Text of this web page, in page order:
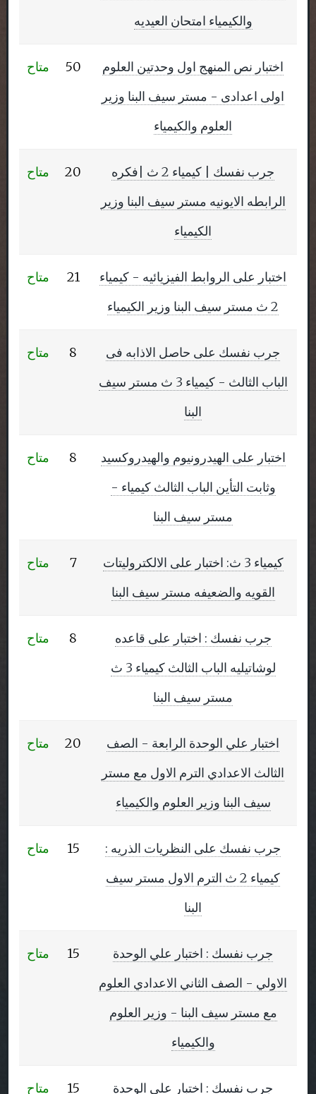
والكيمياء امتحان العيديه
اختبار نص المنهج اول وحدتين العلوم
اولى اعدادى - مستر سيف البنا وزير
العلوم والكيمياء
50 متاح
جرب نفسك | كيمياء 2 ث |فكره
الرابطه الايونيه مستر سيف البنا وزير
الكيمياء
20 متاح
اختبار على الروابط الفيزيائيه - كيمياء
2 ث مستر سيف البنا وزير الكيمياء
21 متاح
جرب نفسك على حاصل الاذابه فى
الباب الثالث - كيمياء 3 ث مستر سيف
البنا
8 متاح
اختبار على الهيدرونيوم والهيدروكسيد
وثابت التأين الباب الثالث كيمياء -
مستر سيف البنا
8 متاح
كيمياء 3 ث: اختبار على الالكتروليتات
القويه والضعيفه مستر سيف البنا
7 متاح
جرب نفسك : اختبار على قاعده
لوشاتيليه الباب الثالث كيمياء 3 ث
مستر سيف البنا
8 متاح
اختبار علي الوحدة الرابعة - الصف
الثالث الاعدادي الترم الاول مع مستر
سيف البنا وزير العلوم والكيمياء
20 متاح
جرب نفسك على النظريات الذريه :
كيمياء 2 ث الترم الاول مستر سيف
البنا
15 متاح
جرب نفسك : اختبار علي الوحدة
الاولي - الصف الثاني الاعدادي العلوم
مع مستر سيف البنا - وزير العلوم
والكيمياء
15 متاح
جرب نفسك : اختبار علي الوحدة 15 متاح
مركز الاختبارات
الالكترونية
والمحوسبة
اعداد الاختبارات و الواجبات ..موقع مجاني .. سهل الاستخدام ..
تصحيح الي ويدوي .. مراقبة الكترونية لمنع الغش .. والكثير من